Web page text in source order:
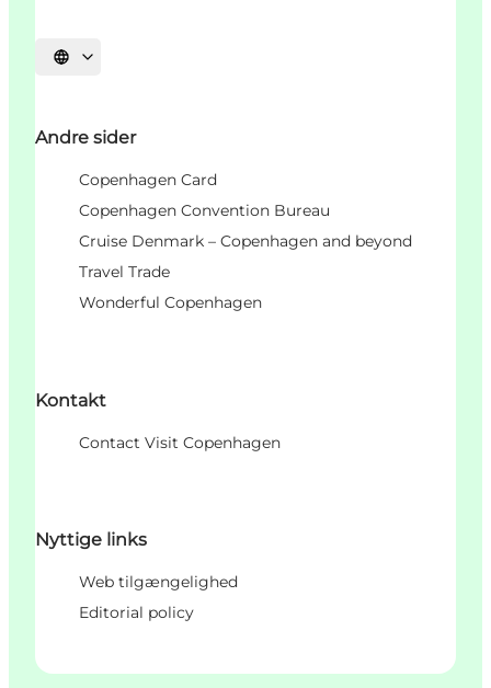
Velg språk
Andre sider
Copenhagen Card
Copenhagen Convention Bureau
Cruise Denmark – Copenhagen and beyond
Travel Trade
Wonderful Copenhagen
Kontakt
Contact Visit Copenhagen
Nyttige links
Web tilgængelighed
Editorial policy